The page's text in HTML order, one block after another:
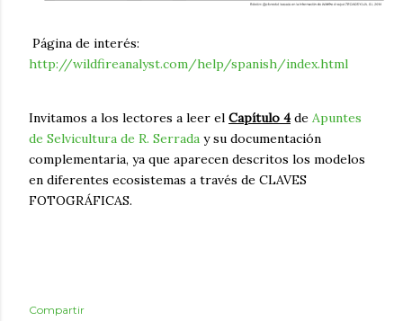
Página de interés:
http://wildfireanalyst.com/help/spanish/index.html
Invitamos a los lectores a leer el Capítulo 4de Apuntes
de Selvicultura de R. Serrada y su documentación
complementaria, ya que aparecen descritos los modelos
en diferentes ecosistemas a través de CLAVES
FOTOGRÁFICAS.
Compartir